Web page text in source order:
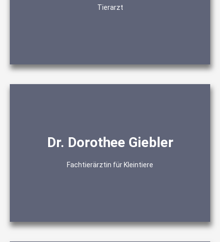
Tierarzt
Innere Medizin
Dr. Dorothee Giebler
Fachtierärztin für Kleintiere
Chirurgie
Nagetiere